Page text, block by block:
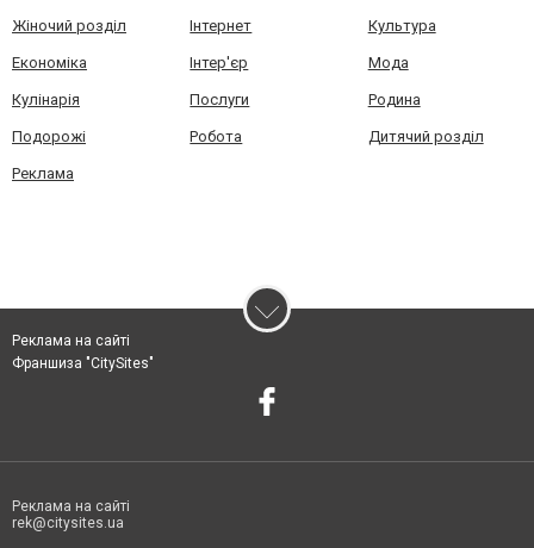
Жіночий розділ Інтернет Культура
Економіка Інтер'єр Мода
Кулінарія Послуги Родина
Подорожі Робота Дитячий розділ
Реклама
Реклама на сайті
Франшиза "CitySites"
Реклама на сайті
rek@citysites.ua